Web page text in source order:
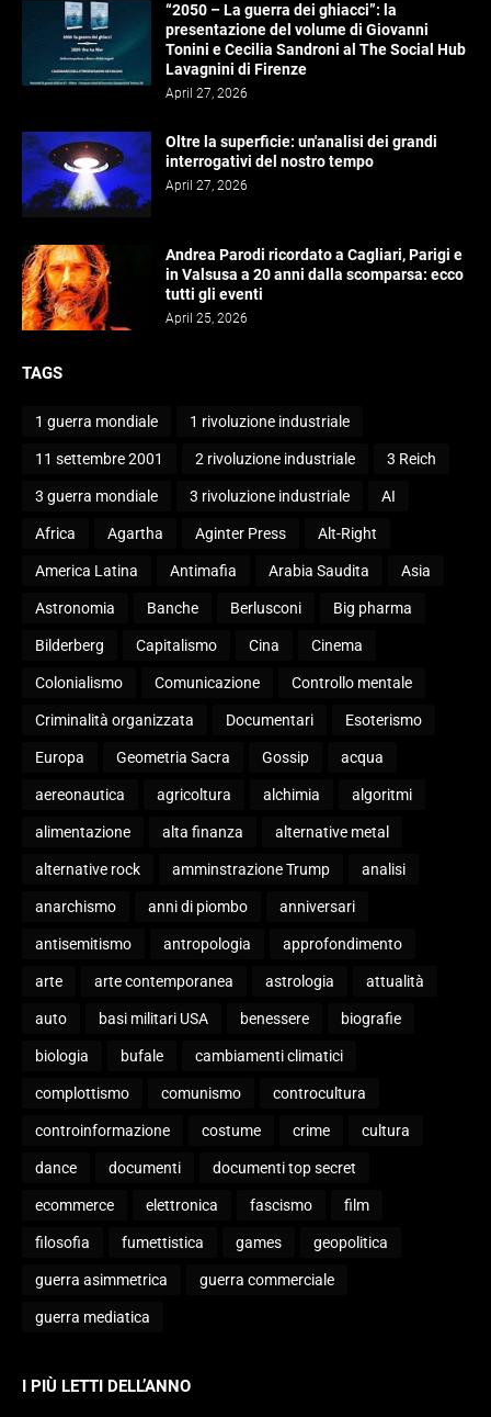
“2050 – La guerra dei ghiacci”: la
presentazione del volume di Giovanni
Tonini e Cecilia Sandroni al The Social Hub
Lavagnini di Firenze
April 27, 2026
Oltre la superficie: un'analisi dei grandi
interrogativi del nostro tempo
April 27, 2026
Andrea Parodi ricordato a Cagliari, Parigi e
in Valsusa a 20 anni dalla scomparsa: ecco
tutti gli eventi
April 25, 2026
TAGS
1 guerra mondiale 1 rivoluzione industriale
11 settembre 2001 2 rivoluzione industriale 3 Reich
3 guerra mondiale 3 rivoluzione industriale AI
Africa Agartha Aginter Press Alt-Right
America Latina Antimafia Arabia Saudita Asia
Astronomia Banche Berlusconi Big pharma
Bilderberg Capitalismo Cina Cinema
Colonialismo Comunicazione Controllo mentale
Criminalità organizzata Documentari Esoterismo
Europa Geometria Sacra Gossip acqua
aereonautica agricoltura alchimia algoritmi
alimentazione alta finanza alternative metal
alternative rock amminstrazione Trump analisi
anarchismo anni di piombo anniversari
antisemitismo antropologia approfondimento
arte arte contemporanea astrologia attualità
auto basi militari USA benessere biografie
biologia bufale cambiamenti climatici
complottismo comunismo controcultura
controinformazione costume crime cultura
dance documenti documenti top secret
ecommerce elettronica fascismo film
filosofia fumettistica games geopolitica
guerra asimmetrica guerra commerciale
guerra mediatica
I PIÙ LETTI DELL’ANNO